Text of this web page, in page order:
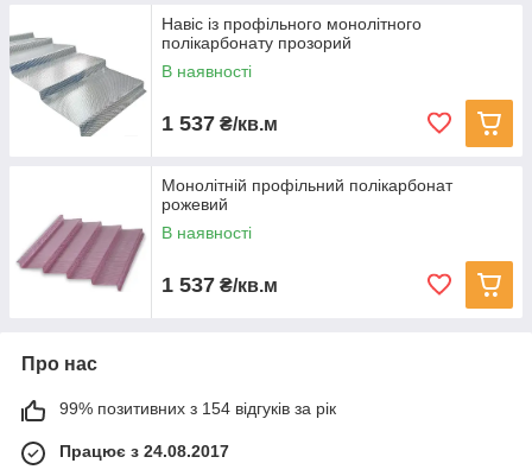
Навіс із профільного монолітного
полікарбонату прозорий
В наявності
1 537 ₴/кв.м
Монолітній профільний полікарбонат
рожевий
В наявності
1 537 ₴/кв.м
Про нас
99% позитивних з 154 відгуків за рік
Працює з 24.08.2017